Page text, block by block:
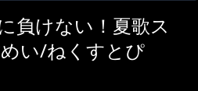
負けない！夏歌ス
い/ねくすとぴ